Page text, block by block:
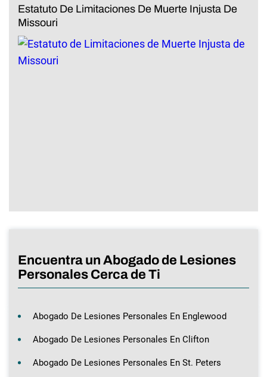
Estatuto De Limitaciones De Muerte Injusta De
Missouri
Encuentra un Abogado de Lesiones
Personales Cerca de Ti
Abogado De Lesiones Personales En Englewood
Abogado De Lesiones Personales En Clifton
Abogado De Lesiones Personales En St. Peters